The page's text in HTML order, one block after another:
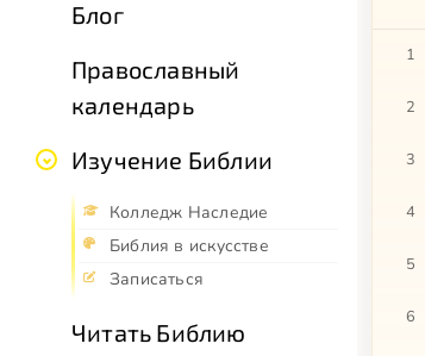
Блог
Православный
календарь
Изучение Библии
Колледж Наследие
Библия в искусстве
Записаться
Читать Библию
1
2
3
4
5
6